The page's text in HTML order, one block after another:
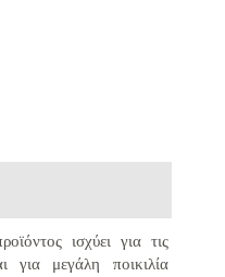
ισχύει για τις
για μεγάλη ποικιλία